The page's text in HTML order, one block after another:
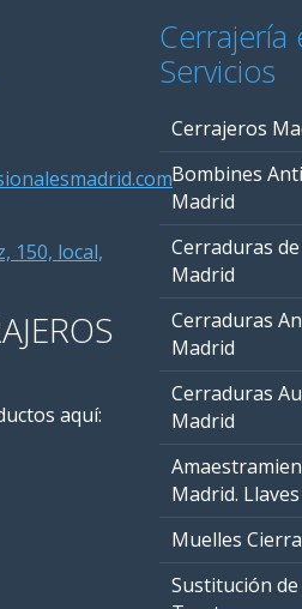
150, local,
aquí:
Cerrajería
Servicios
Cerrajeros
Bombines
Madrid
Cerraduras
Madrid
Cerraduras
Madrid
Cerraduras
Madrid
Madrid.
Muelles
Sustitución